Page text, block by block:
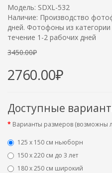
Модель: SDXL-532
Наличие: Производство
дней. Фотофоны из
течение 1-2 рабочих дней
3450.00₽
2760.00₽
Доступные
Варианты размеров (возможны
125 x 150 см ньюборн
150 х 220 см до 3 лет
180 х 250 см широкий